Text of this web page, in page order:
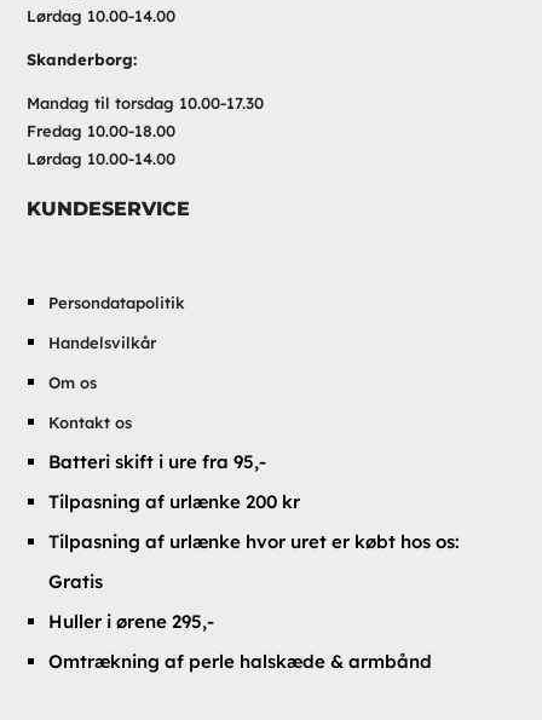
Lørdag 10.00-14.00
Skanderborg:
Mandag til torsdag 10.00-17.30
Fredag 10.00-18.00
Lørdag 10.00-14.00
KUNDESERVICE
Persondatapolitik
Handelsvilkår
Om os
Kontakt os
Batteri skift i ure fra 95,-
Tilpasning af urlænke 200 kr
Tilpasning af urlænke hvor uret er købt hos os:
Gratis
Huller i ørene 295,-
Omtrækning af perle halskæde & armbånd